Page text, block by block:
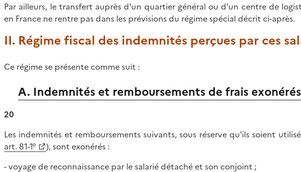
Par ailleurs, le transfert auprès d'un quartier général ou d'un centre de
en France ne rentre pas dans les prévisions du régime spécial décrit ci-après.
II. Régime fiscal des indemnités perçues par ces
Ce régime se présente comme suit :
A. Indemnités et remboursements de frais
20
Les indemnités et remboursements suivants, sous réserve qu'ils soient
art. 81-1°
), sont exonérés :
- voyage de reconnaissance par le salarié détaché et son conjoint ;